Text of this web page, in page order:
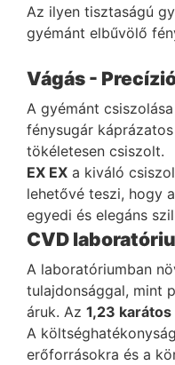
Az ilyen tisztaságú
gyémánt elbűvölő
Vágás -
A gyémánt
fénysugár
tökéletesen csiszolt.
EX EX a kiváló
lehetővé teszi, hogy
egyedi és elegáns
CVD
A laboratóriumban
tulajdonsággal, mint
áruk. Az 1,23 karátos
A
erőforrásokra és a